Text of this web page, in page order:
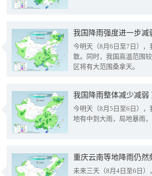
今明天（8月6日至7日）
散。同时，我国高温范围
区将有大范围桑拿天。
我国降雨整体减少减弱
今明天（8月5日至6日）
地有中到大雨，局地暴雨
重庆云南等地降雨仍然
未来三天（8月4日至6日